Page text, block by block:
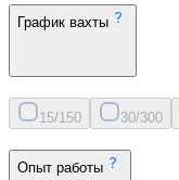
График вахты
15/150 30/300
Опыт работы